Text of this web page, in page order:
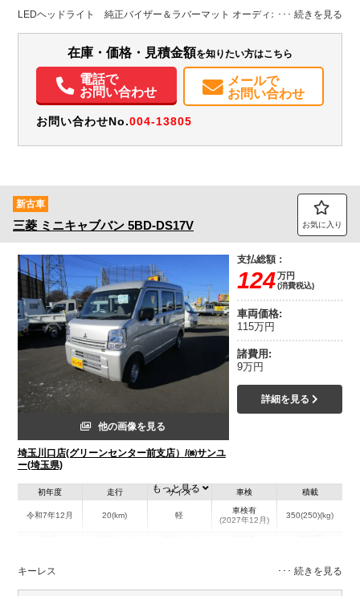
エアコン パワステ パワーウィンドウ ABS エアバッグ
集中ドアロック
電動格納ミラー
記録簿（一部含む）
取扱説明書（一部含む）
メンテナンスノート（保証書）
LEDヘッドライト 純正バイザー＆ラバーマット オーディオレス
在庫・価格・見積金額を知りたい方はこちら
電話で
お問い合わせ
メールで
お問い合わせ
お問い合わせNo.004-13805
新古車
三菱 ミニキャブバン 5BD-DS17V お気に入り
他の画像を見る
埼玉川口店(グリーンセンター前支店）/㈱サンユ
ー(埼玉県)
支払総額：
124万円
(消費税込)
車両価格:
115万円
諸費用:
9万円
詳細を見る
初年度
令和7年12月
走行
20(km)
サイズ
軽
車検
車検有
(2027年12月)
積載
350(250)(kg)
もっと見る
キーレス